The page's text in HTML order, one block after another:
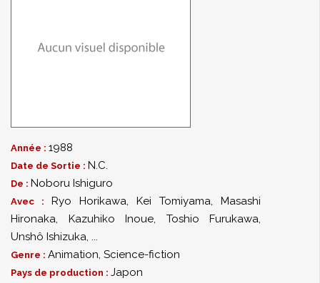
Année : 1988
Date de Sortie : N.C.
De : Noboru Ishiguro
Avec : Ryo Horikawa, Kei Tomiyama, Masashi
Hironaka, Kazuhiko Inoue, Toshio Furukawa,
Unshô Ishizuka, ...
Genre : Animation, Science-fiction
Pays de production : Japon